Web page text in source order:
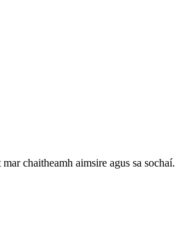
chaitheamh aimsire agus sa sochaí.